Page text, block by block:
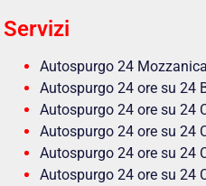
Servizi
Autospurgo 24 Mozzanica
Autospurgo 24 ore su 24
Autospurgo 24 ore su 24
Autospurgo 24 ore su 24
Autospurgo 24 ore su 24
Autospurgo 24 ore su 24